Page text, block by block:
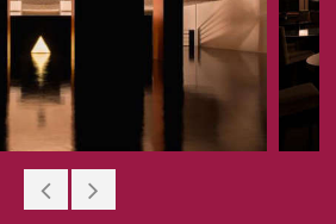
sia una carta dei vini
sugli champagne, che una
non ordinari, scelti fra
di nicchia. Una cinquantina i coperti,
sale dall’aspetto glamour, sulle
realizzati da fotografie di David
la sua attività nel campo della moda
mescolano visioni oniriche e